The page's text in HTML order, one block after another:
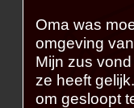
Oma was
omgeving
Mijn zus
ze heeft
om gesloopt